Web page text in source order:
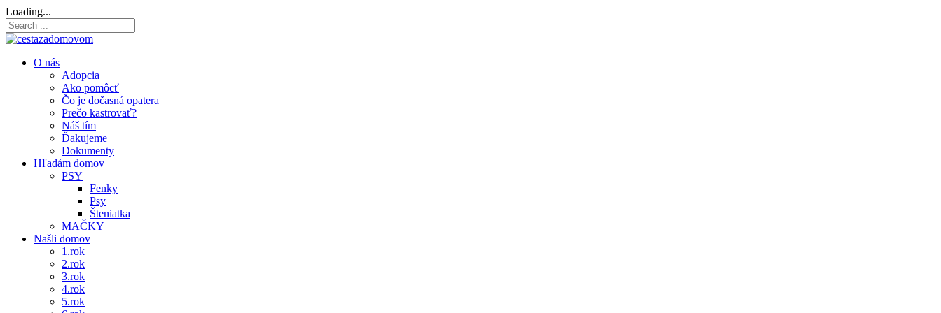
Loading...
O nás
Adopcia
Ako pomôcť
Čo je dočasná opatera
Prečo kastrovať?
Náš tím
Ďakujeme
Dokumenty
Hľadám domov
PSY
Fenky
Psy
Šteniatka
MAČKY
Našli domov
1.rok
2.rok
3.rok
4.rok
5.rok